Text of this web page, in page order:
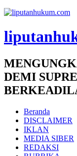
DEMI
Beranda
DISCLAIMER
IKLAN
MEDIA SIBER
REDAKSI